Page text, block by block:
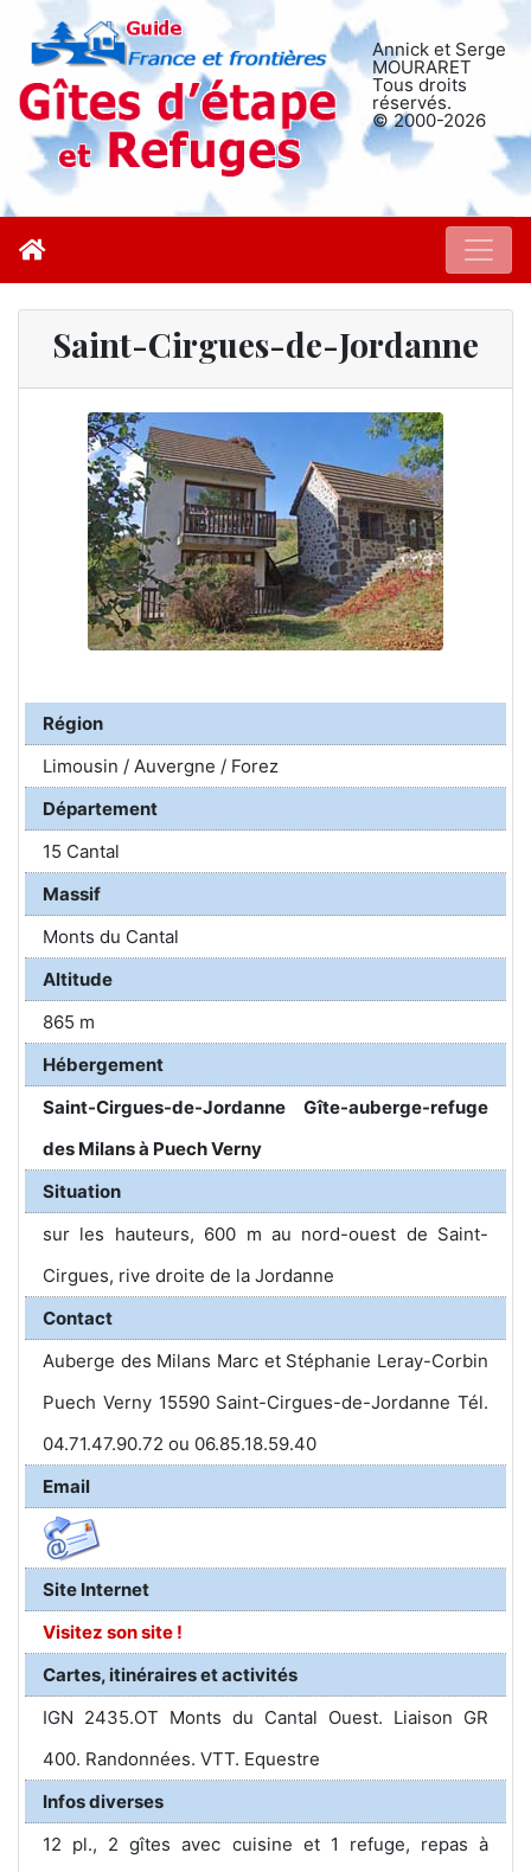
Annick et Serge
MOURARET
Tous droits
réservés.
© 2000-2026
Saint-Cirgues-de-Jordanne
Région
Limousin / Auvergne / Forez
Département
15 Cantal
Massif
Monts du Cantal
Altitude
865 m
Hébergement
Saint-Cirgues-de-Jordanne Gîte-auberge-refuge
des Milans à Puech Verny
Situation
sur les hauteurs, 600 m au nord-ouest de Saint-
Cirgues, rive droite de la Jordanne
Contact
Auberge des Milans Marc et Stéphanie Leray-Corbin
Puech Verny 15590 Saint-Cirgues-de-Jordanne Tél.
04.71.47.90.72 ou 06.85.18.59.40
Email
Site Internet
Visitez son site !
Cartes, itinéraires et activités
IGN 2435.OT Monts du Cantal Ouest. Liaison GR
400. Randonnées. VTT. Equestre
Infos diverses
12 pl., 2 gîtes avec cuisine et 1 refuge, repas à